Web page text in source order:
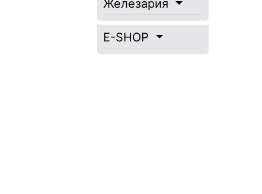
Железария
E-SHOP